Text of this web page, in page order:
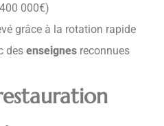
000€)
grâce à la rotation rapide
des enseignes reconnues